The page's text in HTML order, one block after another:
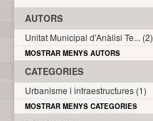
AUTORS
Unitat Municipal d'Anàlisi Te... (2)
MOSTRAR MENYS AUTORS
CATEGORIES
Urbanisme i infraestructures (1)
MOSTRAR MENYS CATEGORIES